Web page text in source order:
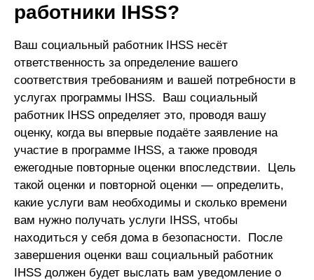
работники IHSS?
Ваш социальный работник IHSS несёт
ответственность за определение вашего
соответствия требованиям и вашей потребности в
услугах программы IHSS. Ваш социальный
работник IHSS определяет это, проводя вашу
оценку, когда вы впервые подаёте заявление на
участие в программе IHSS, а также проводя
ежегодные повторные оценки впоследствии. Цель
такой оценки и повторной оценки — определить,
какие услуги вам необходимы и сколько времени
вам нужно получать услуги IHSS, чтобы
находиться у себя дома в безопасности. После
завершения оценки ваш социальный работник
IHSS должен будет выслать вам уведомление о